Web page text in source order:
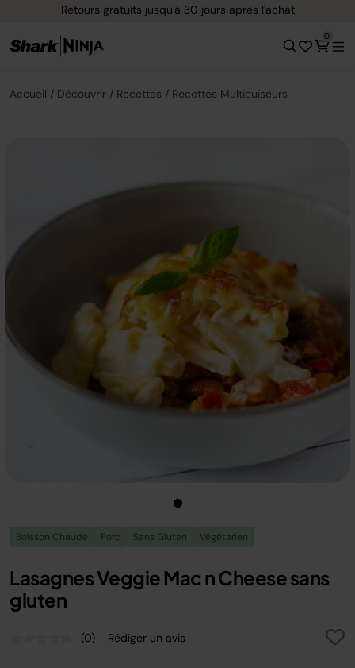
Retours gratuits jusqu'à 30 jours après l'achat
0
Accueil Découvrir Recettes Recettes Multicuiseurs
Boisson Chaude Porc Sans Gluten Végétarien
Lasagnes Veggie Mac n Cheese sans
gluten
Aucune
(0) Rédiger un avis